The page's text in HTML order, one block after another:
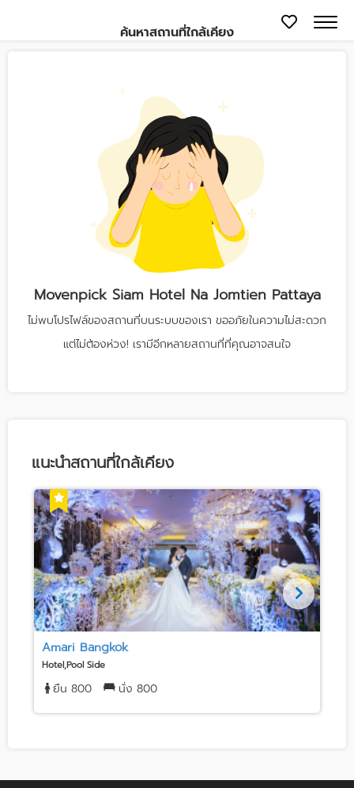
Movenpick Siam Hotel Na Jomtien Pattaya
ไม่พบโปรไฟล์ของสถานที่บนระบบของเรา ขออภัยในความไม่สะดวก
แต่ไม่ต้องห่วง! เรามีอีกหลายสถานที่ที่คุณอาจสนใจ
ค้นหาสถานที่ใกล้เคียง
แนะนำสถานที่ใกล้เคียง
Amari Bangkok
Hotel,Pool Side
ยืน 800 นั่ง 800